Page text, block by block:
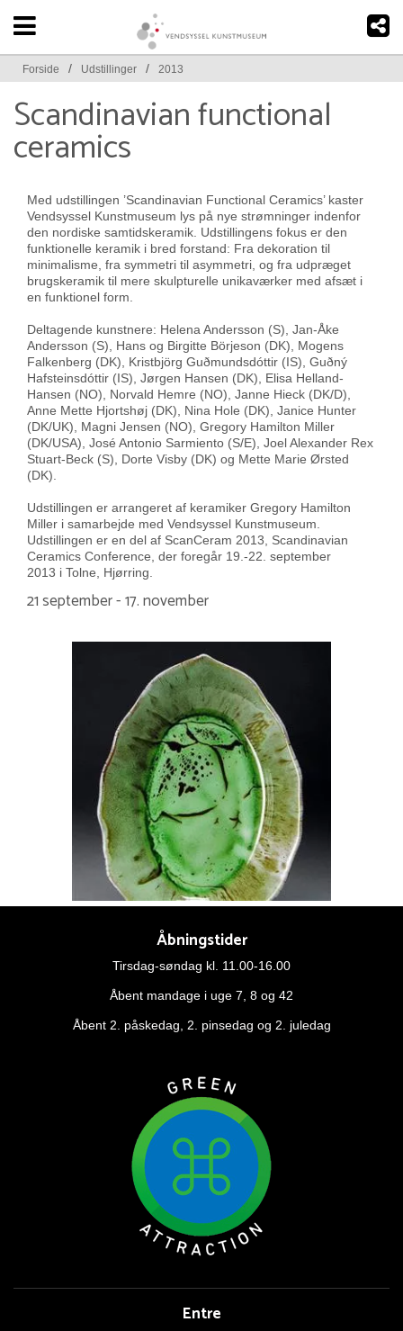
Forside / Udstillinger / 2013
Scandinavian functional
ceramics
Med udstillingen ’Scandinavian Functional Ceramics’ kaster
Vendsyssel Kunstmuseum lys på nye strømninger indenfor
den nordiske samtidskeramik. Udstillingens fokus er den
funktionelle keramik i bred forstand: Fra dekoration til
minimalisme, fra symmetri til asymmetri, og fra udpræget
brugskeramik til mere skulpturelle unikaværker med afsæt i
en funktionel form.
Deltagende kunstnere: Helena Andersson (S), Jan-Åke
Andersson (S), Hans og Birgitte Börjeson (DK), Mogens
Falkenberg (DK), Kristbjörg Guðmundsdóttir (IS), Guðný
Hafsteinsdóttir (IS), Jørgen Hansen (DK), Elisa Helland-
Hansen (NO), Norvald Hemre (NO), Janne Hieck (DK/D),
Anne Mette Hjortshøj (DK), Nina Hole (DK), Janice Hunter
(DK/UK), Magni Jensen (NO), Gregory Hamilton Miller
(DK/USA), José Antonio Sarmiento (S/E), Joel Alexander Rex
Stuart-Beck (S), Dorte Visby (DK) og Mette Marie Ørsted
(DK).
Udstillingen er arrangeret af keramiker Gregory Hamilton
Miller i samarbejde med Vendsyssel Kunstmuseum.
Udstillingen er en del af ScanCeram 2013, Scandinavian
Ceramics Conference, der foregår 19.-22. september
2013 i Tolne, Hjørring.
21 september - 17. november
Åbningstider
Tirsdag-søndag kl. 11.00-16.00
Åbent mandage i uge 7, 8 og 42
Åbent 2. påskedag, 2. pinsedag og 2. juledag
Entre